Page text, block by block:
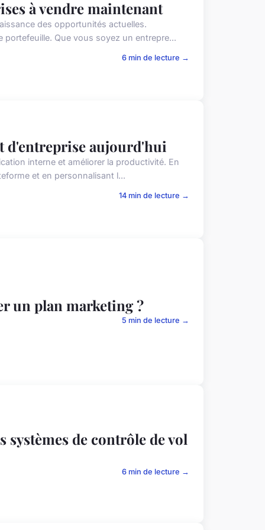
à vendre maintenant
des opportunités actuelles.
Que vous soyez un entrepre...
6 min de lecture →
d'entreprise aujourd'hui
interne et améliorer la productivité. En
et en personnalisant l...
14 min de lecture →
un plan marketing ?
5 min de lecture →
systèmes de contrôle de vol
6 min de lecture →